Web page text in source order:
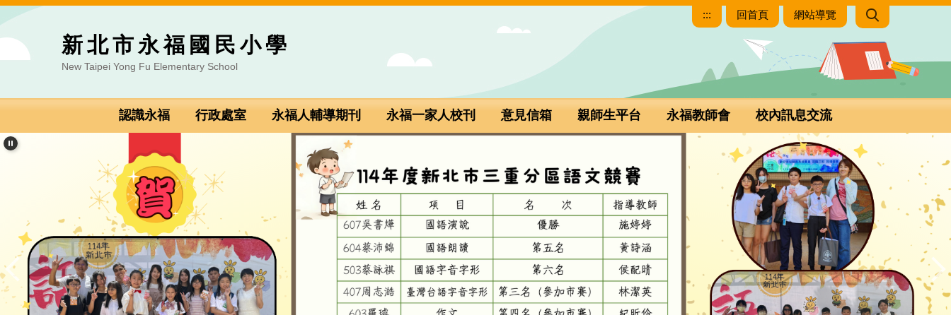
跳到主要內容區
新北市永福國民小學
New Taipei Yong Fu Elementary School
::: 回首頁 網站導覽
認識永福 行政處室 永福人輔導期刊 永福一家人校刊 意見信箱 親師生平台 永福教師會 校內訊息交流